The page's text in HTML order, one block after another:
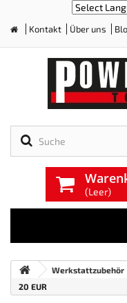
Kontakt Über uns
(Leer)
Werkstattzubehör
20 EUR